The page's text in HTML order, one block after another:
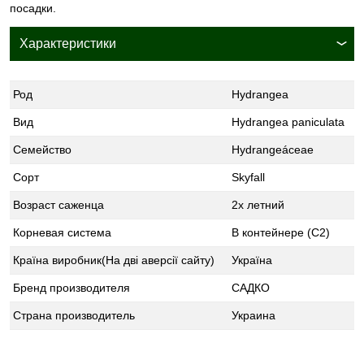
посадки.
Характеристики
Род Hydrangea
Вид Hydrangea paniculata
Семейство Hydrangeáceae
Сорт Skyfall
Возраст саженца 2х летний
Корневая система В контейнере (С2)
Країна виробник(На дві аверсії сайту) Україна
Бренд производителя САДКО
Страна производитель Украина